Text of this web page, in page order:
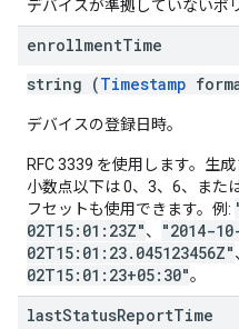
デバイスが準拠していないポ
enrollmentTime
string (Timestamp
デバイスの登録日時。
RFC 3339 を使用します。生
小数点以下は 0、3、6、また
フセットも使用できます。例:
02T15:01:23Z"、
"2014-
02T15:01:23.045123456Z"
02T15:01:23+05:30"。
lastStatusReportTime